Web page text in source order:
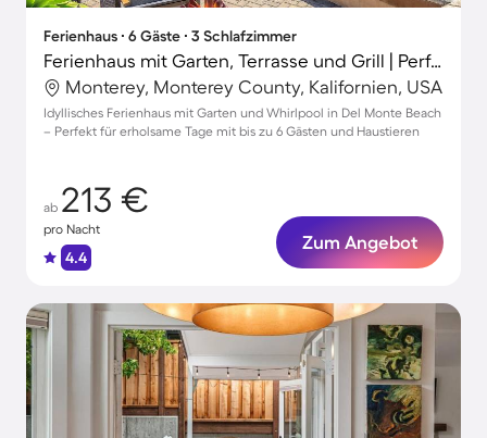
Ferienhaus ∙ 6 Gäste ∙ 3 Schlafzimmer
Ferienhaus mit Garten, Terrasse und Grill | Perfekt für die Arbeit von Zuhause
Monterey, Monterey County, Kalifornien, USA
Idyllisches Ferienhaus mit Garten und Whirlpool in Del Monte Beach
– Perfekt für erholsame Tage mit bis zu 6 Gästen und Haustieren
ab 213 €
pro Nacht
4.4
Zum Angebot